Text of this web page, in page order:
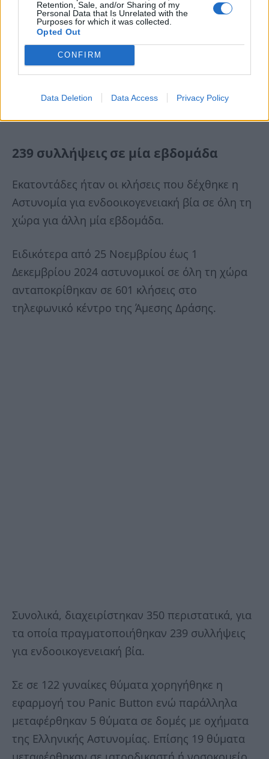
Retention, Sale, and/or Sharing of my
Personal Data that Is Unrelated with the
Purposes for which it was collected.
Opted Out
CONFIRM
Data Deletion Data Access Privacy Policy
239 συλλήψεις σε μία εβδομάδα
Εκατοντάδες ήταν οι κλήσεις που δέχθηκε η
Αστυνομία για ενδοοικογενειακή βία σε όλη τη
χώρα για άλλη μία εβδομάδα.
Ειδικότερα από 25 Νοεμβρίου έως 1
Δεκεμβρίου 2024 αστυνομικοί σε όλη τη χώρα
ανταποκρίθηκαν σε 601 κλήσεις στο
τηλεφωνικό κέντρο της Άμεσης Δράσης.
Συνολικά, διαχειρίστηκαν 350 περιστατικά, για
τα οποία πραγματοποιήθηκαν 239 συλλήψεις
για ενδοοικογενειακή βία.
Σε σε 122 γυναίκες θύματα χορηγήθηκε η
εφαρμογή του Panic Button ενώ παράλληλα
μεταφέρθηκαν 5 θύματα σε δομές με οχήματα
της Ελληνικής Αστυνομίας. Επίσης 19 θύματα